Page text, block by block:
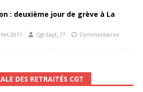
: deuxième jour de grève à La
2011 Cgt-fapt_77
Commentaires
DES RETRAITÉS CGT